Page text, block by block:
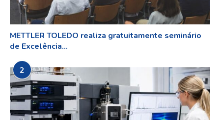
METTLER TOLEDO realiza gratuitamente seminário
de Excelência...
2